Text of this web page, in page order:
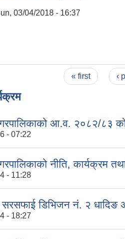
03/04/2018 - 16:37
« first ‹
आ.व. २०८२/८३
- 07:22
नीति, कार्यक्रम
- 11:28
सरसफाई डिभिजन नं. २ धादिङ
- 18:27